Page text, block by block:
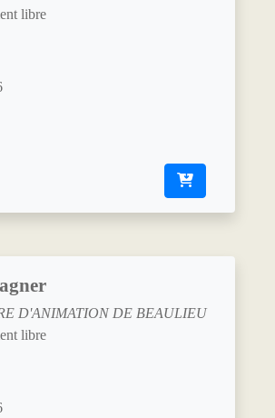
libre
D'ANIMATION DE BEAULIEU
libre